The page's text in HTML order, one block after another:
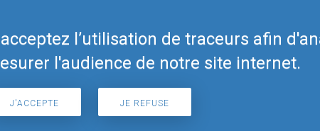
l’utilisation de traceurs afin
l'audience de notre site internet.
J'ACCEPTE JE REFUSE
Telegram